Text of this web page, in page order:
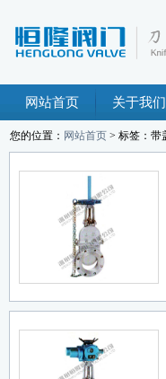
网站首页 关于我们
您的位置： 网站首页 > 标签：带